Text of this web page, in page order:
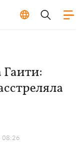
Гаити:
08:26